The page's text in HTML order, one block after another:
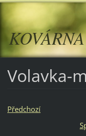
Volavka-
Předchozí